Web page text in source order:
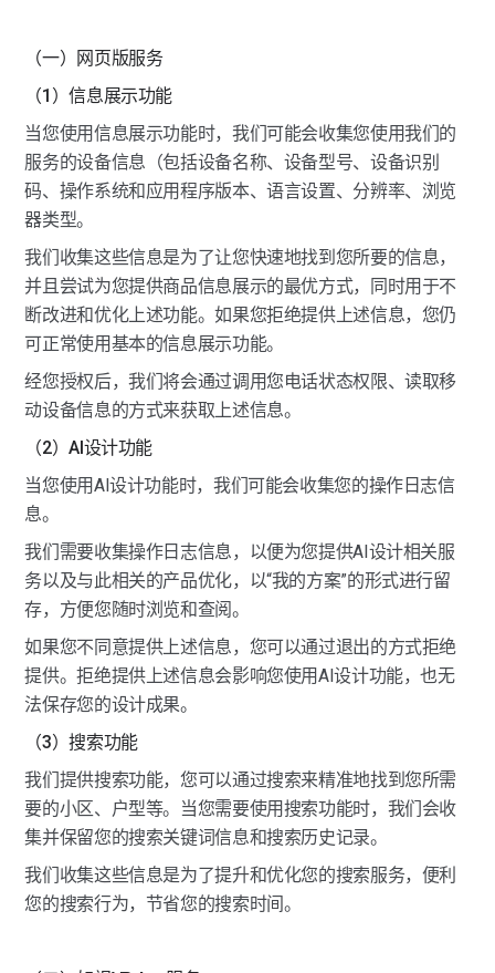
（一）网页版服务
（1）信息展示功能
当您使用信息展示功能时，我们可能会收集您使用我们的
服务的设备信息（包括设备名称、设备型号、设备识别
码、操作系统和应用程序版本、语言设置、分辨率、浏览
器类型。
我们收集这些信息是为了让您快速地找到您所要的信息，
并且尝试为您提供商品信息展示的最优方式，同时用于不
断改进和优化上述功能。如果您拒绝提供上述信息，您仍
可正常使用基本的信息展示功能。
经您授权后，我们将会通过调用您电话状态权限、读取移
动设备信息的方式来获取上述信息。
（2）AI设计功能
当您使用AI设计功能时，我们可能会收集您的操作日志信
息。
我们需要收集操作日志信息，以便为您提供AI设计相关服
务以及与此相关的产品优化，以“我的方案”的形式进行留
存，方便您随时浏览和查阅。
如果您不同意提供上述信息，您可以通过退出的方式拒绝
提供。拒绝提供上述信息会影响您使用AI设计功能，也无
法保存您的设计成果。
（3）搜索功能
我们提供搜索功能，您可以通过搜索来精准地找到您所需
要的小区、户型等。当您需要使用搜索功能时，我们会收
集并保留您的搜索关键词信息和搜索历史记录。
我们收集这些信息是为了提升和优化您的搜索服务，便利
您的搜索行为，节省您的搜索时间。